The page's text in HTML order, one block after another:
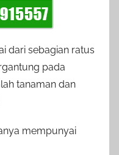
dari sebagian ratus
pada
tanaman dan
mempunyai